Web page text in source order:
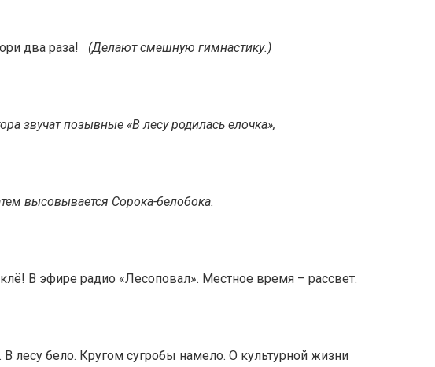
два раза! (Делают смешную гимнастику.)
звучат позывные «В лесу родилась елочка»,
высовывается Сорока-белобока.
В эфире радио «Лесоповал». Местное время – рассвет.
В лесу бело. Кругом сугробы намело. О культурной жизни